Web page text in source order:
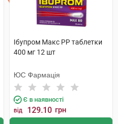
Ібупром Макс РР таблетки
400 мг 12 шт
ЮС Фармація
Є в наявності
від 129.10 грн